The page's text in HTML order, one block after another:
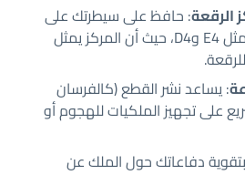
الرقعة: حافظ على سيطرتك على
المربعات المركزية مثل E4 وD4، حيث أن المركز يمثل
: يساعد نشر القطع (كالفرسان
على تجهيز الملكيات للهجوم أو
دفاعاتك حول الملك عن